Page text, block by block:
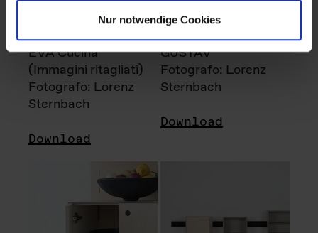
Nur notwendige Cookies
EVA Cucina
(Immagini ritagliati)
Fotografo: Lorenz
Sternbach
Download
GUSTAV
Fotografo: Lorenz
Sternbach
Download